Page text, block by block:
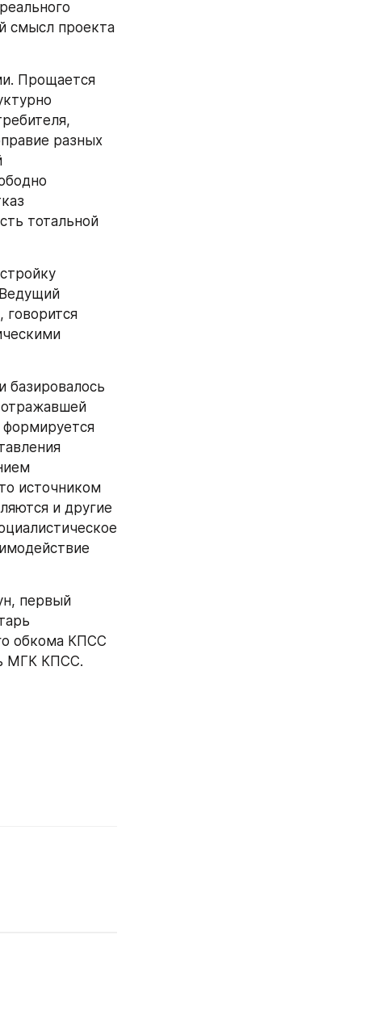
смысл проекта
Прощается
разных
тотальной
Ведущий
говорится
базировалось
отражавшей
формируется
источником
и другие
первый
обкома КПСС
МГК КПСС.